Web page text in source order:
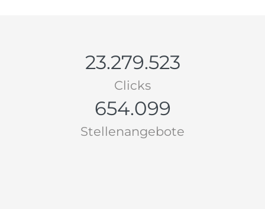
23.279.523
Clicks
654.099
Stellenangebote